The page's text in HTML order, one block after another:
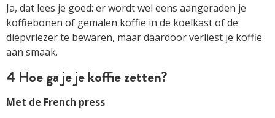
Ja, dat lees je goed: er wordt wel eens aangeraden je
koffiebonen of gemalen koffie in de koelkast of de
diepvriezer te bewaren, maar daardoor verliest je koffie
aan smaak.
4 Hoe ga je je koffie zetten?
Met de French press